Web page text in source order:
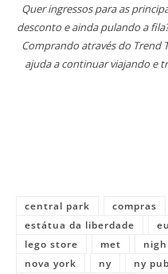
Quer ingressos para as
desconto e ainda pulando a
Comprando através do Trend
ajuda a continuar viajando e
central park compras
estátua da liberdade
lego store
met
nova york
ny ny